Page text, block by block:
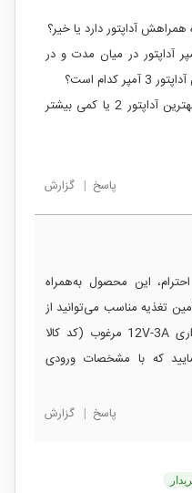
همراهش آداپتور دارد یا خیر؟
آداپتور در میان مدت و در
است؟
و در صورت حساس بودن دستگاه بهترین آداپتور 2 یا کمی بیشتر
پاسخ | گزارش
این محصول به‌همراه
تغذیه مناسب می‌توانید از
آداپتور ۱۲ ولت ۳ آمپر دیواری 12V-3A مرغوب (کد کالا
نمایید که با مشخصات ورودی
پاسخ | گزارش